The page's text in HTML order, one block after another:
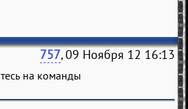
757, 09 Ноября 12 16:13
на команды